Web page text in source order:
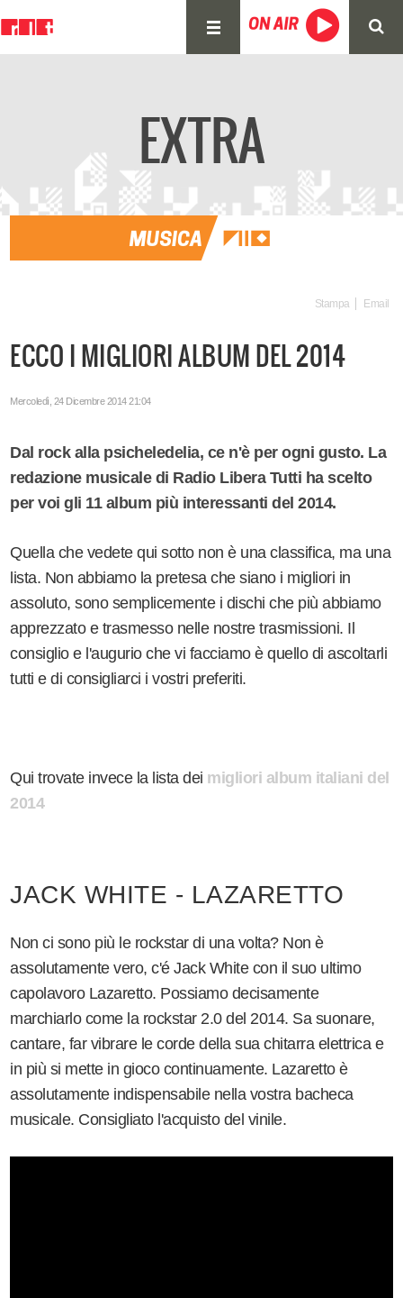
EXTRA
Stampa Email
ECCO I MIGLIORI ALBUM DEL 2014
Mercoledì, 24 Dicembre 2014 21:04
Dal rock alla psicheledelia, ce n'è per ogni gusto. La
redazione musicale di Radio Libera Tutti ha scelto
per voi gli 11 album più interessanti del 2014.
Quella che vedete qui sotto non è una classifica, ma una
lista. Non abbiamo la pretesa che siano i migliori in
assoluto, sono semplicemente i dischi che più abbiamo
apprezzato e trasmesso nelle nostre trasmissioni. Il
consiglio e l'augurio che vi facciamo è quello di ascoltarli
tutti e di consigliarci i vostri preferiti.
Qui trovate invece la lista dei migliori album italiani del
2014
JACK WHITE - LAZARETTO
Non ci sono più le rockstar di una volta? Non è
assolutamente vero, c'é Jack White con il suo ultimo
capolavoro Lazaretto. Possiamo decisamente
marchiarlo come la rockstar 2.0 del 2014. Sa suonare,
cantare, far vibrare le corde della sua chitarra elettrica e
in più si mette in gioco continuamente. Lazaretto è
assolutamente indispensabile nella vostra bacheca
musicale. Consigliato l'acquisto del vinile.